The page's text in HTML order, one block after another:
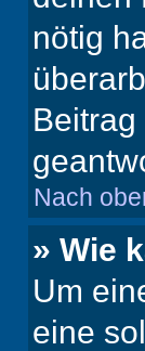
nötig
Nach
» Wie
Um
eine